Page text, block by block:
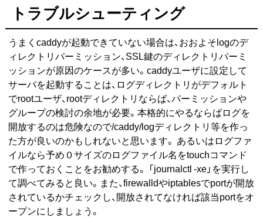
トラブルシューティング
うまくcaddyが起動できていない場合は、おおよそlogのデ
ィレクトリパーミッション、SSL鍵のディレクトリパーミ
ッションが原因のケースが多い。caddyユーザに設定して
サーバを起動することは、ログディレクトリがデフォルト
でrootユーザ、rootディレクトリならば、パーミッションや
グループの検討の余地が必要。本格的にやるならばログを
開放するのは危険なので/caddy/logディレクトリ等を作っ
た方が良いのかもしれないと思います。 あるいはログファ
イルなら予め０サイズのログファイル名をtouchコマンド
で作っておくことをお勧めする。 「journalctl -xe」を実行し
て調べてみると良い。また、firewalldやiptablesでportが開放
されているかチェックし、開放されてなければ該当portをオ
ープンにしましょう。